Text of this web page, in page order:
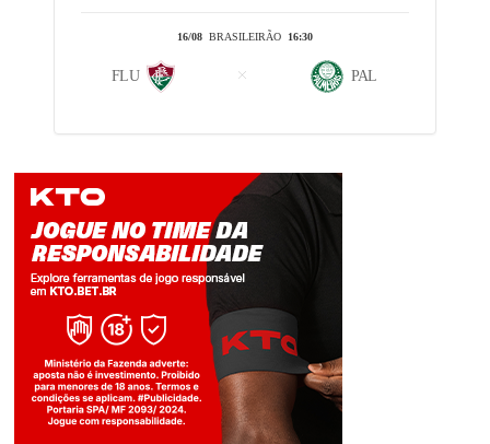
16/08BRASILEIRÃO 16:30
FLU PAL